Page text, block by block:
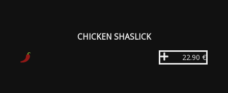
CHICKEN SHASLICK
22.90 €